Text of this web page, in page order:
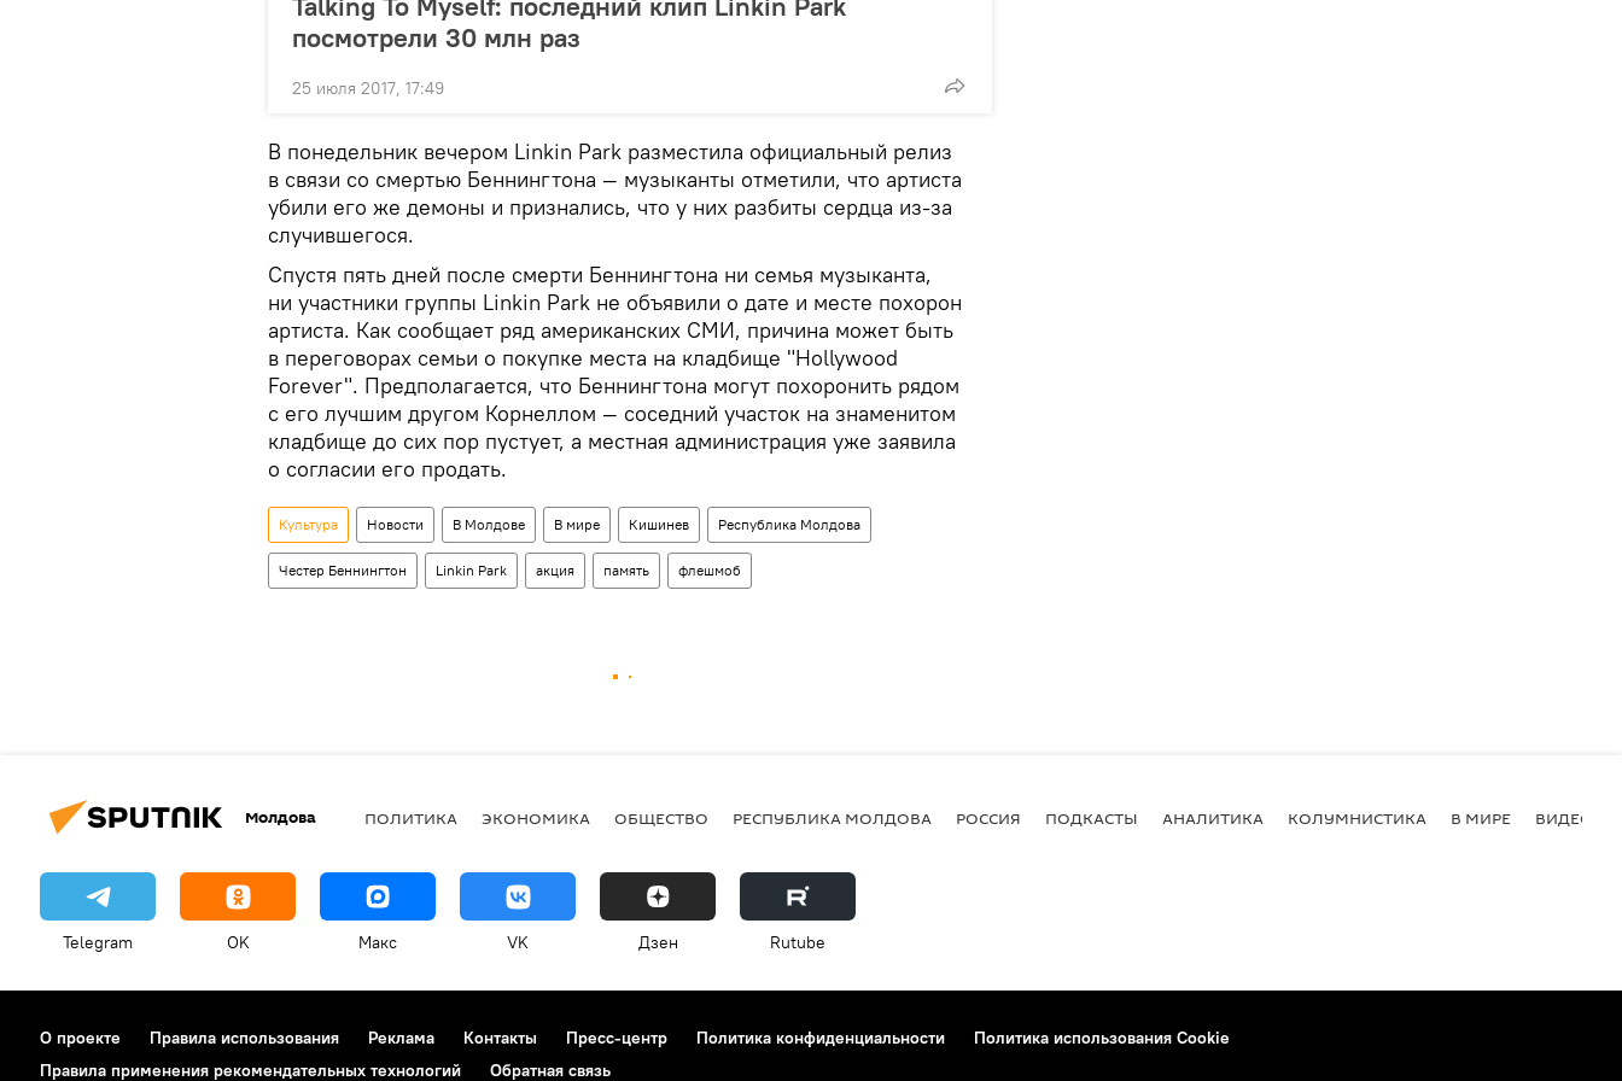
посмотрели 30 млн раз
25 июля 2017, 17:49
В понедельник вечером Linkin Park разместила официальный релиз
в связи со смертью Беннингтона — музыканты отметили, что артиста
убили его же демоны и признались, что у них разбиты сердца из-за
случившегося.
Спустя пять дней после смерти Беннингтона ни семья музыканта,
ни участники группы Linkin Park не объявили о дате и месте похорон
артиста. Как сообщает ряд американских СМИ, причина может быть
в переговорах семьи о покупке места на кладбище "Hollywood
Forever". Предполагается, что Беннингтона могут похоронить рядом
с его лучшим другом Корнеллом — соседний участок на знаменитом
кладбище до сих пор пустует, а местная администрация уже заявила
о согласии его продать.
Культура Новости В Молдове В мире Кишинев Республика Молдова
Честер Беннингтон Linkin Park акция память флешмоб
Молдова ПОЛИТИКА ЭКОНОМИКА ОБЩЕСТВО РЕСПУБЛИКА МОЛДОВА РОССИЯ ПОДКАСТЫ АНАЛИТИКА КОЛУМНИСТИКА В МИРЕ ВИДЕО
Telegram OK Макс VK Дзен Rutube
О проекте Правила использования Реклама Контакты Пресс-центр Политика конфиденциальности
Политика использования Cookie
Правила применения рекомендательных технологий
Обратная связь